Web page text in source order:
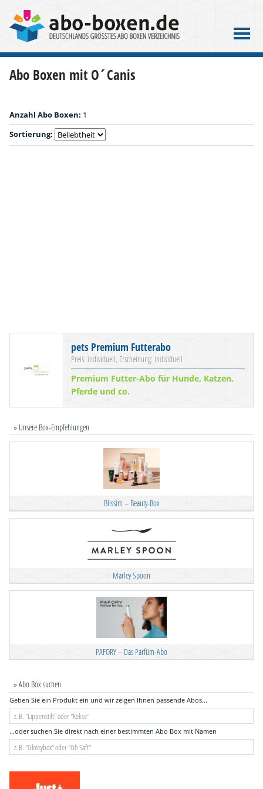
Abo Boxen mit O´Canis
Anzahl Abo Boxen: 1
Sortierung:
pets Premium Futterabo
Preis: individuell, Erscheinung: individuell
Premium Futter-Abo für Hunde, Katzen,
Pferde und co.
» Unsere Box-Empfehlungen
Blissim – Beauty-Box
Marley Spoon
PAFORY – Das Parfüm-Abo
» Abo Box suchen
Geben Sie ein Produkt ein und wir zeigen Ihnen passende Abos...
...oder suchen Sie direkt nach einer bestimmten Abo Box mit Namen